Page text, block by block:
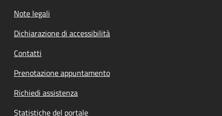
Note legali
Dichiarazione di accessibilità
Contatti
Prenotazione appuntamento
Richiedi assistenza
Statistiche del portale